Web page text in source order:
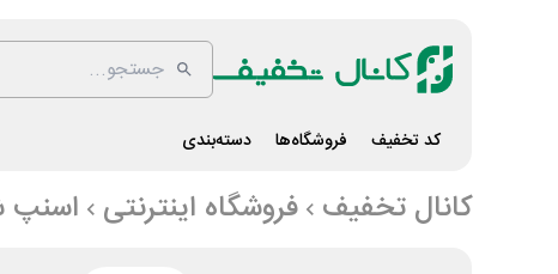
کد تخفیف فروشگاه‌ها دسته‌بندی
کانال تخفیف فروشگاه اینترنتی اسنپ